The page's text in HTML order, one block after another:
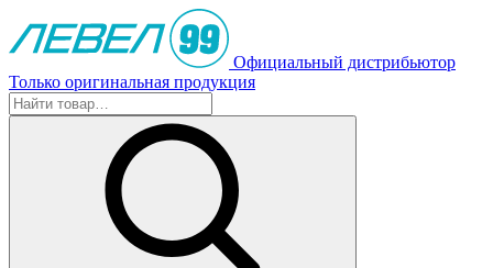
Официальный дистрибьютор
Только оригинальная продукция